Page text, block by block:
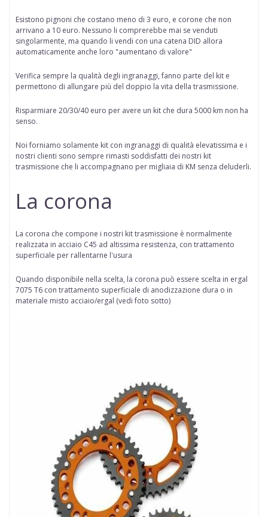
Esistono pignoni che costano meno di 3 euro, e corone che non
arrivano a 10 euro. Nessuno li comprerebbe mai se venduti
singolarmente, ma quando li vendi con una catena DID allora
automaticamente anche loro "aumentano di valore"
Verifica sempre la qualità degli ingranaggi, fanno parte del kit e
permettono di allungare più del doppio la vita della trasmissione.
Risparmiare 20/30/40 euro per avere un kit che dura 5000 km non ha
senso.
Noi forniamo solamente kit con ingranaggi di qualità elevatissima e i
nostri clienti sono sempre rimasti soddisfatti dei nostri kit
trasmissione che li accompagnano per migliaia di KM senza deluderli.
La corona
La corona che compone i nostri kit trasmissione è normalmente
realizzata in acciaio C45 ad altissima resistenza, con trattamento
superficiale per rallentarne l'usura
Quando disponibile nella scelta, la corona può essere scelta in ergal
7075 T6 con trattamento superficiale di anodizzazione dura o in
materiale misto acciaio/ergal (vedi foto sotto)